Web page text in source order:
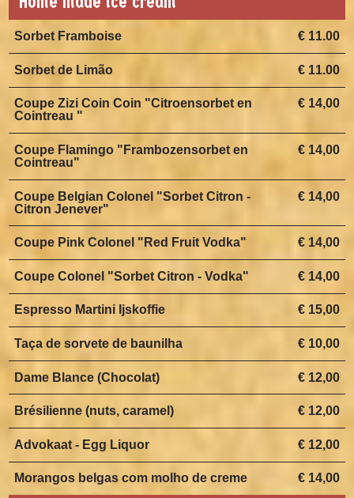
€ 11.00
Sorbet Framboise
€ 11.00
Sorbet de Limão
€ 14,00
Coupe Zizi Coin Coin "Citroensorbet en
Cointreau "
€ 14,00
Coupe Flamingo "Frambozensorbet en
Cointreau"
€ 14,00
Coupe Belgian Colonel "Sorbet Citron -
Citron Jenever"
€ 14,00
Coupe Pink Colonel "Red Fruit Vodka"
€ 14,00
Coupe Colonel "Sorbet Citron - Vodka"
€ 15,00
Espresso Martini Ijskoffie
€ 10,00
Taça de sorvete de baunilha
€ 12,00
Dame Blance (Chocolat)
€ 12,00
Brésilienne (nuts, caramel)
€ 12,00
Advokaat - Egg Liquor
€ 14,00
Morangos belgas com molho de creme